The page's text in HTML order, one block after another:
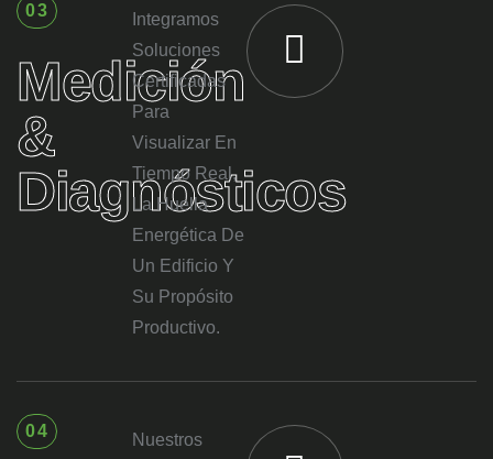
03
Medición
&
Diagnósticos
Integramos
Soluciones
Certificadas
Para
Visualizar En
Tiempo Real,
La Huella
Energética De
Un Edificio Y
Su Propósito
Productivo.
04
Nuestros